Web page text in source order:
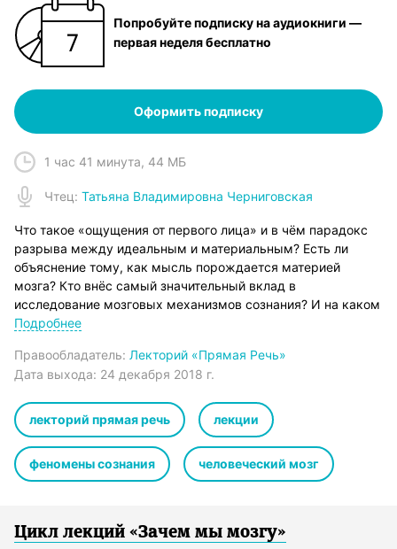
Попробуйте подписку на аудиокниги —
первая неделя бесплатно
Оформить подписку
1 час 41 минута, 44 МБ
Чтец: Татьяна Владимировна Черниговская
Что такое «ощущения от первого лица» и в чём парадокс
разрыва между идеальным и материальным? Есть ли
объяснение тому, как мысль порождается материей
мозга? Кто внёс самый значительный вклад в
исследование мозговых механизмов сознания? И на каком
этапе находится сегодня одно из центральных направлений
российского нейролингвиста профессора Татьяны
Черниговской.
лингвист, семиотик и нейропсихолог.
Татьяна Черниговская переворачивает наши
представления о собственном мозге. О строении,
предназначении, возможностях которого (как ни
научных конференциях и в публичных лекциях она не
устает рассказывать о свойствах и мозга и напоминать об
Подробнее
Правообладатель: Лекторий «Прямая Речь»
Дата выхода: 24 декабря 2018 г.
лекторий прямая речь лекции
феномены сознания человеческий мозг
Цикл лекций «Зачем мы мозгу»